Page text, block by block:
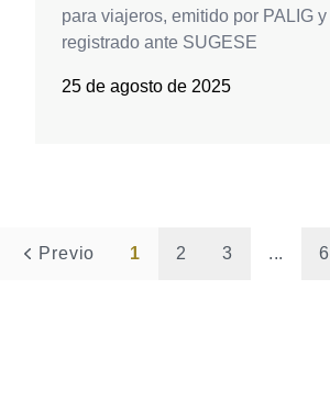
para viajeros, emitido por PALIG y
registrado ante SUGESE
25 de agosto de 2025
Previo 1 2 3 ... 6